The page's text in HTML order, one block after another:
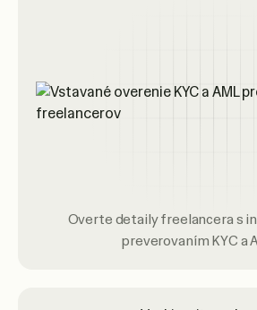
Overte detaily freelancera s
preverovaním KYC a